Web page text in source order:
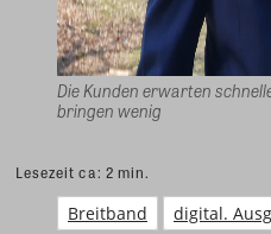
Die Kunden erwarten
bringen wenig
Lesezeit ca: 2 min.
Breitband digital.